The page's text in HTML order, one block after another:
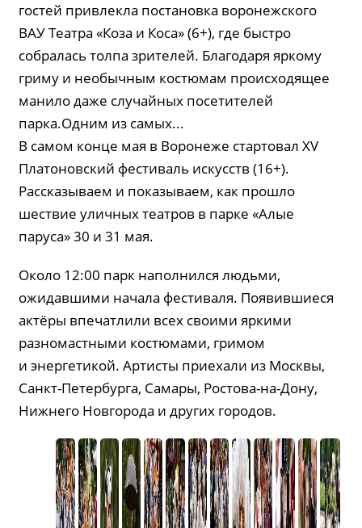
гостей привлекла постановка воронежского
ВАУ Театра «Коза и Коса» (6+), где быстро
собралась толпа зрителей. Благодаря яркому
гриму и необычным костюмам происходящее
манило даже случайных посетителей
парка.Одним из самых...
В самом конце мая в Воронеже стартовал XV
Платоновский фестиваль искусств (16+).
Рассказываем и показываем, как прошло
шествие уличных театров в парке «Алые
паруса» 30 и 31 мая.
Около 12:00 парк наполнился людьми,
ожидавшими начала фестиваля. Появившиеся
актёры впечатлили всех своими яркими
разномастными костюмами, гримом
и энергетикой. Артисты приехали из Москвы,
Санкт-Петербурга, Самары, Ростова-на-Дону,
Нижнего Новгорода и других городов.